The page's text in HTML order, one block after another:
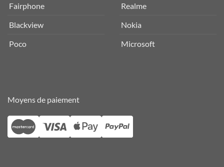
Fairphone
Blackview
Poco
Realme
Nokia
Microsoft
Moyens de paiement